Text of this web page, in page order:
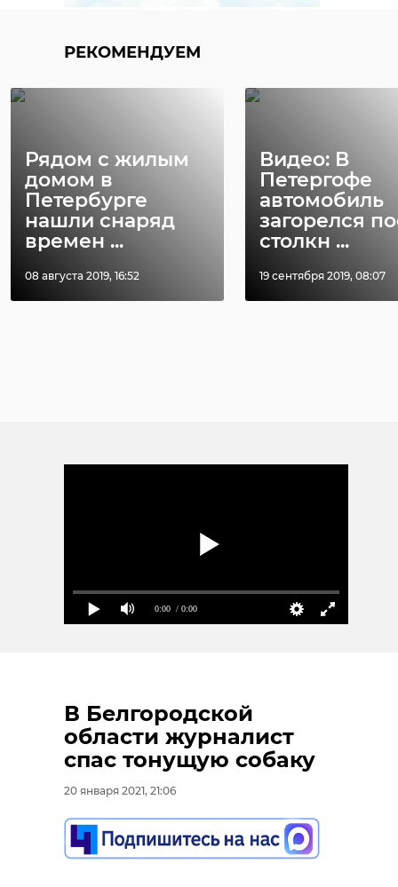
РЕКОМЕНДУЕМ
Рядом с жилым
домом в
Петербурге
нашли снаряд
времен ...
08 августа 2019, 16:52
Видео: В
Петергофе
автомобиль
загорелся
столкн ...
19 сентября 2019, 08:07
0:00 / 0:00
В Белгородской
области журналист
спас тонущую собаку
20 января 2021, 21:06